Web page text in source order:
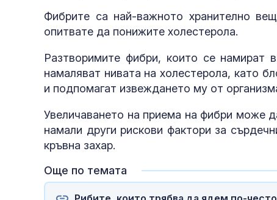
Фибрите са най-важното хранително
опитвате да понижите холестерола.
Разтворимите фибри, които се намират
намаляват нивата на холестерола, като
и подпомагат извеждането му от
Увеличаването на приема на фибри може
намали други рискови фактори за
кръвна захар.
Още по темата